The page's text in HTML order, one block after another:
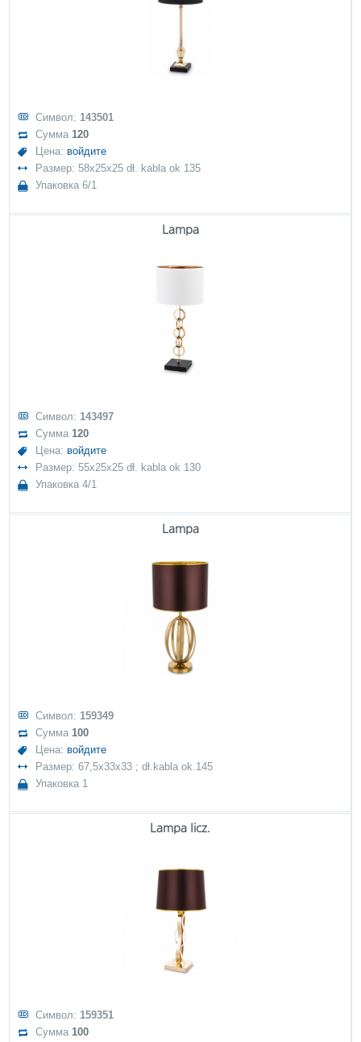
Символ: 143501
Сумма120
Цена: войдите
Размер: 58x25x25 dł. kabla ok 135
Упаковка 6/1
Lampa
Символ: 143497
Сумма120
Цена: войдите
Размер: 55x25x25 dł. kabla ok 130
Упаковка 4/1
Lampa
Символ: 159349
Сумма100
Цена: войдите
Размер: 67,5x33x33 ; dł.kabla ok.145
Упаковка 1
Lampa Iicz.
Символ: 159351
Сумма100